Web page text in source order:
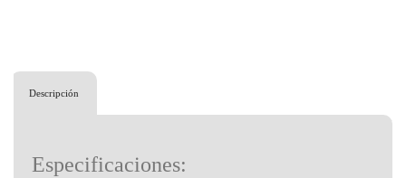
Descripción
Especificaciones: